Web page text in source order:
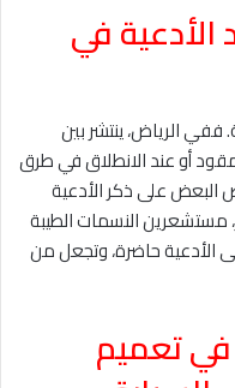
الأدعية في
ففي الرياض، ينتشر بين
أو عند الانطلاق في طرق
البعض على ذكر الأدعية
مستشعرين النسمات الطيبة
الأدعية حاضرة، وتجعل من
في تعميم